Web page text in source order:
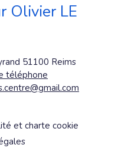
Olivier LE
51100 Reims
téléphone
et charte cookie